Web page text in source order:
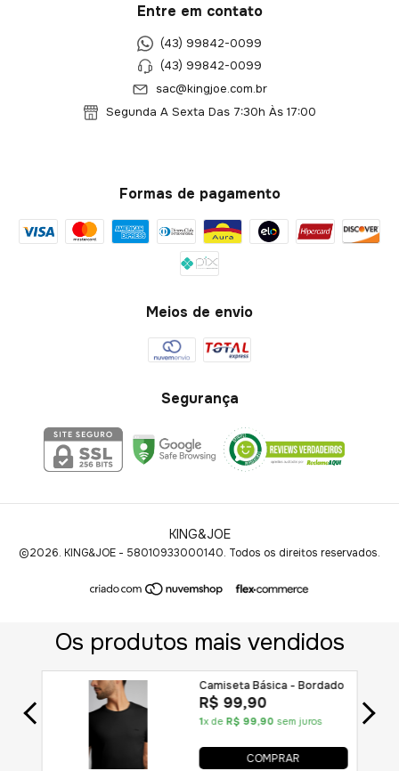
Entre em contato
(43) 99842-0099
(43) 99842-0099
sac@kingjoe.com.br
Segunda A Sexta Das 7:30h Às 17:00
Formas de pagamento
Meios de envio
Segurança
KING&JOE
©2026. KING&JOE - 58010933000140. Todos os direitos reservados.